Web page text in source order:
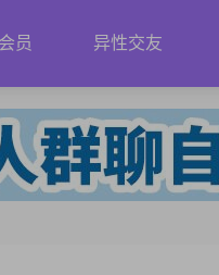
员 异性交友